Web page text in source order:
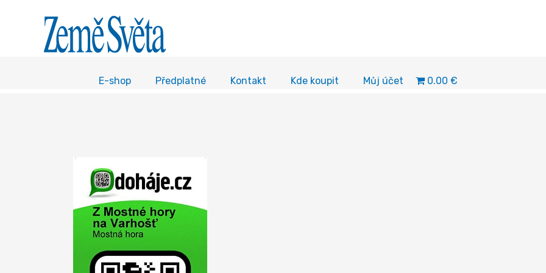
E-shop Předplatné Kontakt Kde koupit Můj účet 0.00 €